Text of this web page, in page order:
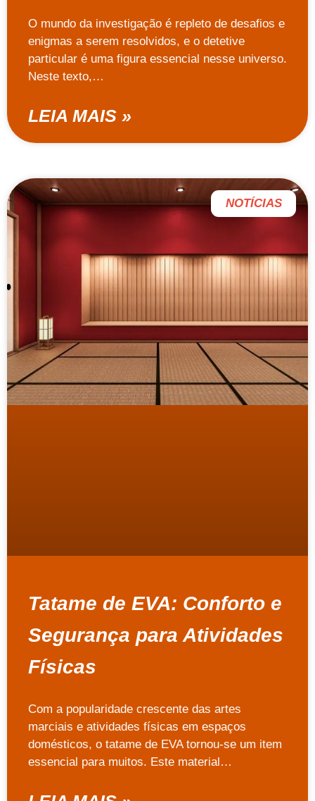
O mundo da investigação é repleto de desafios e
enigmas a serem resolvidos, e o detetive
particular é uma figura essencial nesse universo.
Neste texto,…
LEIA MAIS »
NOTÍCIAS
Tatame de EVA: Conforto e
Segurança para Atividades
Físicas
Com a popularidade crescente das artes
marciais e atividades físicas em espaços
domésticos, o tatame de EVA tornou-se um item
essencial para muitos. Este material…